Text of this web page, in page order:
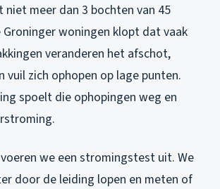
niet meer dan 3 bochten van 45
woningen klopt dat vaak
veranderen het afschot,
vuil zich ophopen op lage punten.
spoelt die ophopingen weg en
we een stromingstest uit. We
door de leiding lopen en meten of